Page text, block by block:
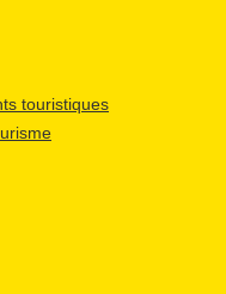
touristiques